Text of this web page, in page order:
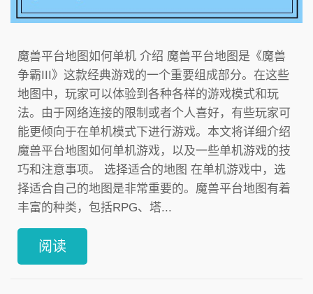
魔兽平台地图如何单机 介绍 魔兽平台地图是《魔兽
争霸III》这款经典游戏的一个重要组成部分。在这些
地图中，玩家可以体验到各种各样的游戏模式和玩
法。由于网络连接的限制或者个人喜好，有些玩家可
能更倾向于在单机模式下进行游戏。本文将详细介绍
魔兽平台地图如何单机游戏，以及一些单机游戏的技
巧和注意事项。 选择适合的地图 在单机游戏中，选
择适合自己的地图是非常重要的。魔兽平台地图有着
丰富的种类，包括RPG、塔...
阅读